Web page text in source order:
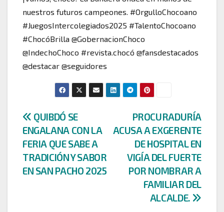
nuestros futuros campeones. #OrgulloChocoano
#JuegosIntercolegiados2025 #TalentoChocoano
#ChocóBrilla @GobernacionChoco
@IndechoChoco #revista.chocó @fansdestacados
@destacar @seguidores
Navegación
de
entradas
PROCURADURÍA
ACUSA A EXGERENTE
DE HOSPITAL EN
VIGÍA DEL FUERTE
POR NOMBRAR A
FAMILIAR DEL
ALCALDE.
QUIBDÓ SE
ENGALANA CON LA
FERIA QUE SABE A
TRADICIÓN Y SABOR
EN SAN PACHO 2025